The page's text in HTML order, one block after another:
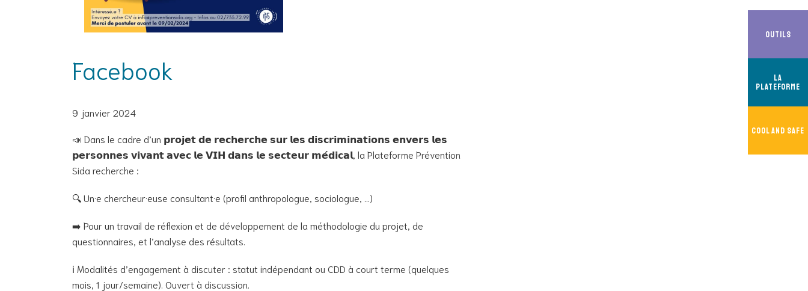
Outils
La
Plateforme
Cool And Safe
Facebook
9 janvier 2024
📣 Dans le cadre d’un 𝗽𝗿𝗼𝗷𝗲𝘁 𝗱𝗲 𝗿𝗲𝗰𝗵𝗲𝗿𝗰𝗵𝗲 𝘀𝘂𝗿 𝗹𝗲𝘀 𝗱𝗶𝘀𝗰𝗿𝗶𝗺𝗶𝗻𝗮𝘁𝗶𝗼𝗻𝘀 𝗲𝗻𝘃𝗲𝗿𝘀 𝗹𝗲𝘀
𝗽𝗲𝗿𝘀𝗼𝗻𝗻𝗲𝘀 𝘃𝗶𝘃𝗮𝗻𝘁 𝗮𝘃𝗲𝗰 𝗹𝗲 𝗩𝗜𝗛 𝗱𝗮𝗻𝘀 𝗹𝗲 𝘀𝗲𝗰𝘁𝗲𝘂𝗿 𝗺𝗲́𝗱𝗶𝗰𝗮𝗹, la Plateforme Prévention
Sida recherche :
🔍 Un·e chercheur·euse consultant·e (profil anthropologue, sociologue, …)
➡️ Pour un travail de réflexion et de développement de la méthodologie du projet, de
questionnaires, et l’analyse des résultats.
ℹ️ Modalités d’engagement à discuter : statut indépendant ou CDD à court terme (quelques
mois, 1 jour/semaine). Ouvert à discussion.